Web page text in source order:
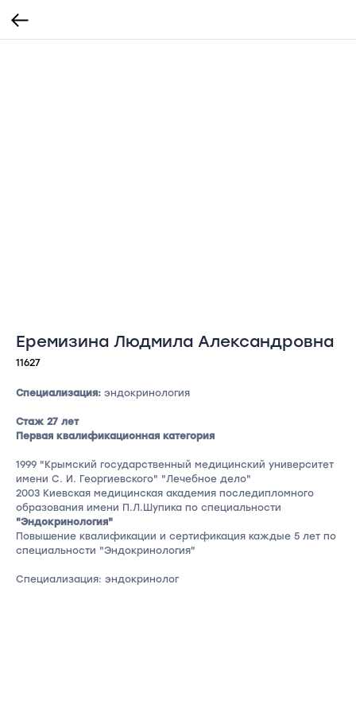
Еремизина Людмила Александровна
11627
Специализация: эндокринология
Стаж 27 лет
Первая квалификационная категория
1999 "Крымский государственный медицинский университет
имени С. И. Георгиевского" "Лечебное дело"
2003 Киевская медицинская академия последипломного
образования имени П.Л.Шупика по специальности
"Эндокринология"
Повышение квалификации и сертификация каждые 5 лет по
специальности "Эндокринология"
Специализация: эндокринолог